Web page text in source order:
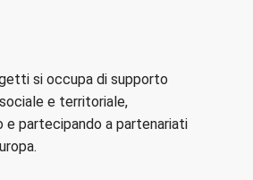
si occupa di supporto
e territoriale,
e partecipando a partenariati